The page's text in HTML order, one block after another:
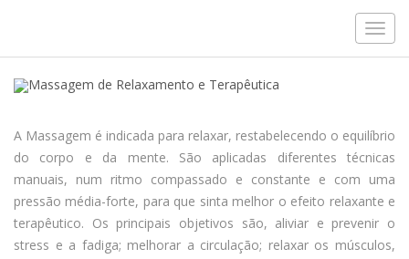
A Massagem é indicada para relaxar, restabelecendo o equilíbrio
do corpo e da mente. São aplicadas diferentes técnicas
manuais, num ritmo compassado e constante e com uma
pressão média-forte, para que sinta melhor o efeito relaxante e
terapêutico. Os principais objetivos são, aliviar e prevenir o
stress e a fadiga; melhorar a circulação; relaxar os músculos,